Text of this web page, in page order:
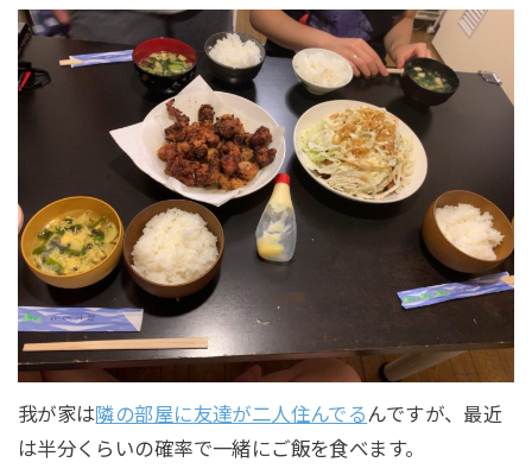
我が家は隣の部屋に友達が二人住んでる んですが、最近
は半分くらいの確率で一緒にご飯を食べます。